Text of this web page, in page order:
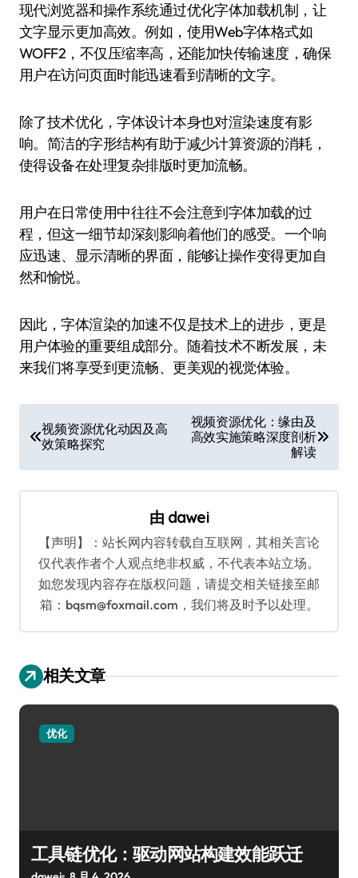
现代浏览器和操作系统通过优化字体加载机制，让
文字显示更加高效。例如，使用Web字体格式如
WOFF2，不仅压缩率高，还能加快传输速度，确保
用户在访问页面时能迅速看到清晰的文字。
除了技术优化，字体设计本身也对渲染速度有影
响。简洁的字形结构有助于减少计算资源的消耗，
使得设备在处理复杂排版时更加流畅。
用户在日常使用中往往不会注意到字体加载的过
程，但这一细节却深刻影响着他们的感受。一个响
应迅速、显示清晰的界面，能够让操作变得更加自
然和愉悦。
因此，字体渲染的加速不仅是技术上的进步，更是
用户体验的重要组成部分。随着技术不断发展，未
来我们将享受到更流畅、更美观的视觉体验。
章
导
航
视频资源优化动因及高
效策略探究
视频资源优化：缘由及
高效实施策略深度剖析
解读
由 dawei
【声明】：站长网内容转载自互联网，其相关言论
仅代表作者个人观点绝非权威，不代表本站立场。
如您发现内容存在版权问题，请提交相关链接至邮
箱：bqsm@foxmail.com，我们将及时予以处理。
相关文章
优化
工具链优化：驱动网站构建效能跃迁